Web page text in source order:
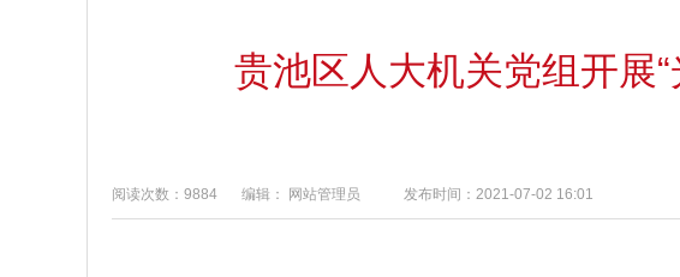
贵池区人大机关党组开展
阅读次数：9884 编辑： 网站管理员 发布时间：2021-07-02 16:01